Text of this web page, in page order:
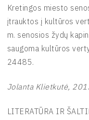
Kretingos miesto
įtrauktos į kultūros
m. senosios žydų
saugoma kultūros
24485.
Jolanta Klietkutė,
LITERATŪRA IR